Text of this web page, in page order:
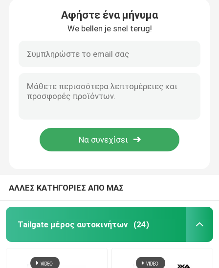
Αφήστε ένα μήνυμα
We bellen je snel terug!
ΑΛΛΕΣ ΚΑΤΗΓΟΡΙΕΣ ΑΠΟ ΜΑΣ
Tailgate μέρος αυτοκινήτων (24)